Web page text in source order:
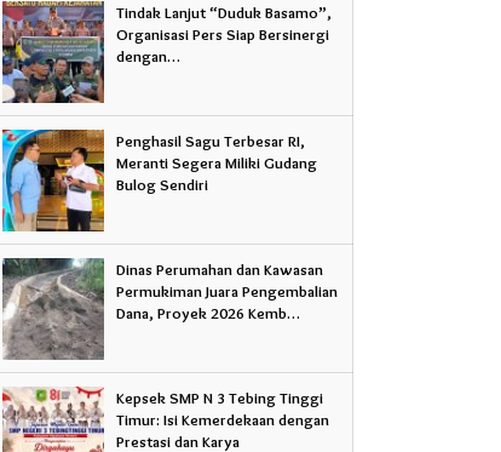
Tindak Lanjut “Duduk Basamo”,
Organisasi Pers Siap Bersinergi
dengan…
Penghasil Sagu Terbesar RI,
Meranti Segera Miliki Gudang
Bulog Sendiri
Dinas Perumahan dan Kawasan
Permukiman Juara Pengembalian
Dana, Proyek 2026 Kemb…
Kepsek SMP N 3 Tebing Tinggi
Timur: Isi Kemerdekaan dengan
Prestasi dan Karya